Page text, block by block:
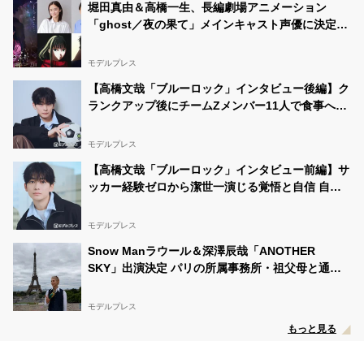
堀田真由＆高橋一生、長編劇場アニメーション
「ghost／夜の果て」メインキャスト声優に決定
感情を思い出しました」
モデルプレス
【高橋文哉「ブルーロック」インタビュー後編】ク
ランクアップ後にチームZメンバー11人で食事へ
カー明かす
モデルプレス
【高橋文哉「ブルーロック」インタビュー前編】サ
ッカー経験ゼロから潔世一演じる覚悟と自信 自分
トでしたが」
モデルプレス
Snow Manラウール＆深澤辰哉「ANOTHER
SKY」出演決定 パリの所属事務所・祖父母と通っ
モデルプレス
もっと見る